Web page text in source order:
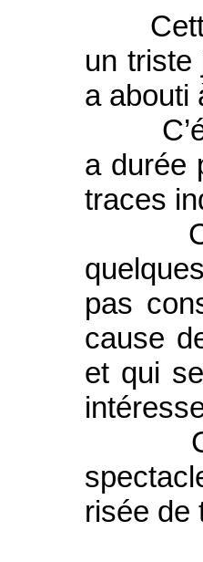
Cette
un triste
a abouti
a durée
traces
Cette
pas
cause
et qui
Ce
risée de